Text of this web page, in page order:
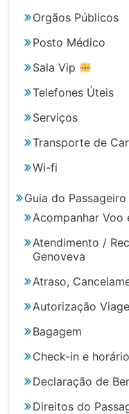
Orgãos Públicos
Posto Médico
Sala Vip
Telefones Úteis
Serviços
Transporte de
Wi-fi
Guia do Passageiro
Acompanhar Voo
Atendimento /
Genoveva
Atraso,
Autorização
Bagagem
Check-in e
Declaração de
Direitos do